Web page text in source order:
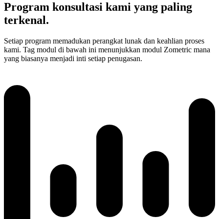
Program konsultasi kami yang paling
terkenal.
Setiap program memadukan perangkat lunak dan keahlian proses
kami. Tag modul di bawah ini menunjukkan modul Zometric mana
yang biasanya menjadi inti setiap penugasan.